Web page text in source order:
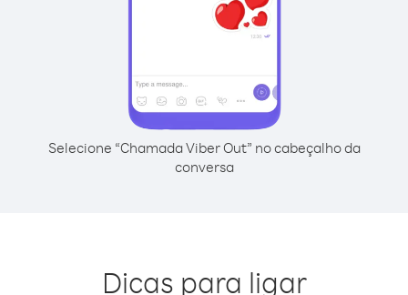
Selecione “Chamada Viber Out” no cabeçalho da
conversa
Dicas para ligar